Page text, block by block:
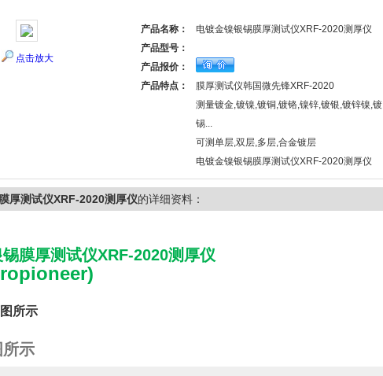
点击放大
产品名称：
电镀金镍银锡膜厚测试仪XRF-2020测厚仪
产品型号：
产品报价：
产品特点：
膜厚测试仪韩国微先锋XRF-2020
测量镀金,镀镍,镀铜,镀铬,镍锌,镀银,镀锌镍,镀
锡...
可测单层,双层,多层,合金镀层
电镀金镍银锡膜厚测试仪XRF-2020测厚仪
厚测试仪XRF-2020测厚仪的详细资料：
膜厚测试仪XRF-2020测厚仪
所示
示